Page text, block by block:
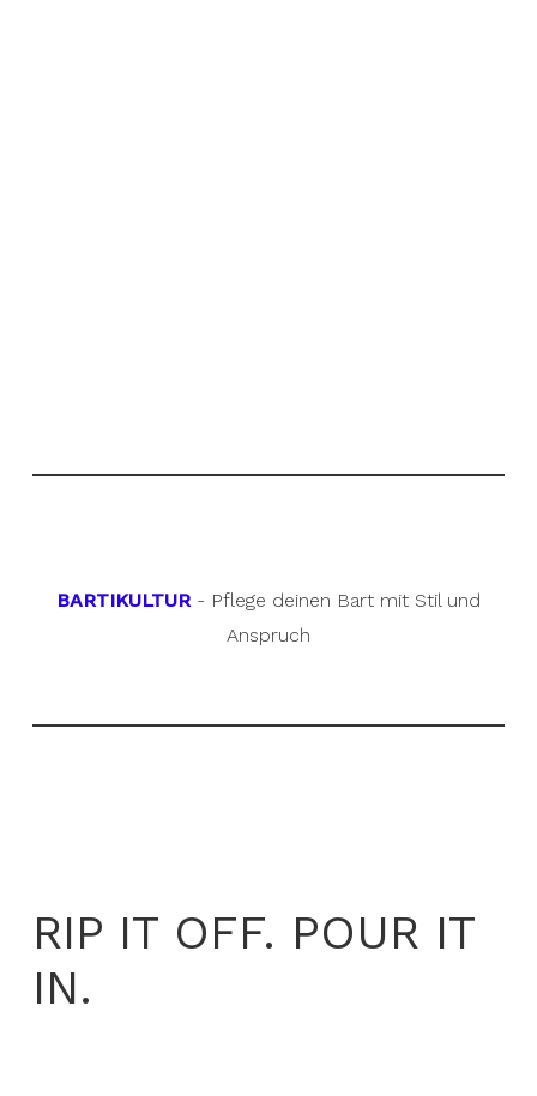
BARTIKULTUR- Pflege deinen Bart mit Stil und
Anspruch
RIP IT OFF. POUR IT
IN.